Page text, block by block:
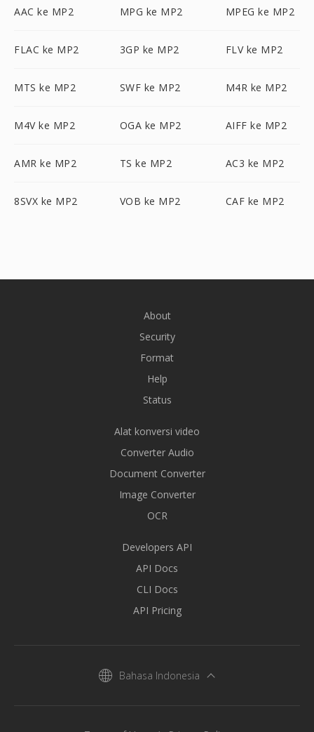
AAC ke MP2 MPG ke MP2 MPEG ke MP2
FLAC ke MP2 3GP ke MP2 FLV ke MP2
MTS ke MP2 SWF ke MP2 M4R ke MP2
M4V ke MP2 OGA ke MP2 AIFF ke MP2
AMR ke MP2 TS ke MP2 AC3 ke MP2
8SVX ke MP2 VOB ke MP2 CAF ke MP2
About
Security
Format
Help
Status
Alat konversi video
Converter Audio
Document Converter
Image Converter
OCR
Developers API
API Docs
CLI Docs
API Pricing
Bahasa Indonesia